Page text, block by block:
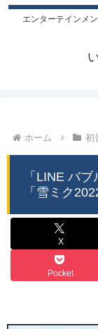
エンターテインメ
ホーム 初
「LINE バ
「雪ミク
X
Pocket